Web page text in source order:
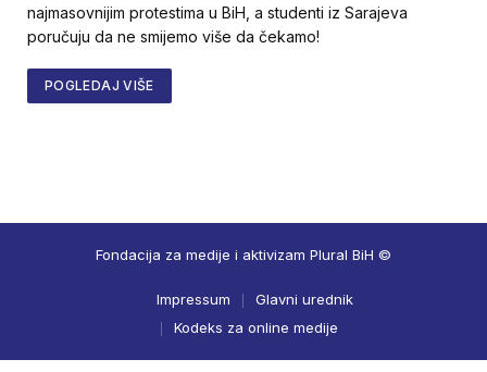
najmasovnijim protestima u BiH, a studenti iz Sarajeva
poručuju da ne smijemo više da čekamo!
POGLEDAJ VIŠE
Fondacija za medije i aktivizam Plural BiH ©
Impressum
Glavni urednik
Kodeks za online medije